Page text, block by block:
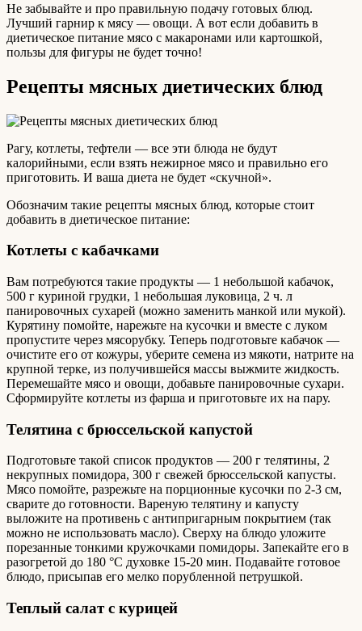
Не забывайте и про правильную подачу готовых блюд.
Лучший гарнир к мясу — овощи. А вот если добавить в
диетическое питание мясо с макаронами или картошкой,
пользы для фигуры не будет точно!
Рецепты мясных диетических блюд
Рагу, котлеты, тефтели — все эти блюда не будут
калорийными, если взять нежирное мясо и правильно его
приготовить. И ваша диета не будет «скучной».
Обозначим такие рецепты мясных блюд, которые стоит
добавить в диетическое питание:
Котлеты с кабачками
Вам потребуются такие продукты — 1 небольшой кабачок,
500 г куриной грудки, 1 небольшая луковица, 2 ч. л
панировочных сухарей (можно заменить манкой или мукой).
Курятину помойте, нарежьте на кусочки и вместе с луком
пропустите через мясорубку. Теперь подготовьте кабачок —
очистите его от кожуры, уберите семена из мякоти, натрите на
крупной терке, из получившейся массы выжмите жидкость.
Перемешайте мясо и овощи, добавьте панировочные сухари.
Сформируйте котлеты из фарша и приготовьте их на пару.
Телятина с брюссельской капустой
Подготовьте такой список продуктов — 200 г телятины, 2
некрупных помидора, 300 г свежей брюссельской капусты.
Мясо помойте, разрежьте на порционные кусочки по 2-3 см,
сварите до готовности. Вареную телятину и капусту
выложите на противень с антипригарным покрытием (так
можно не использовать масло). Сверху на блюдо уложите
порезанные тонкими кружочками помидоры. Запекайте его в
разогретой до 180 °С духовке 15-20 мин. Подавайте готовое
блюдо, присыпав его мелко порубленной петрушкой.
Теплый салат с курицей